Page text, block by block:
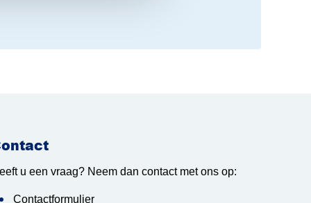
u een vraag? Neem dan contact met ons op:
Contactformulier